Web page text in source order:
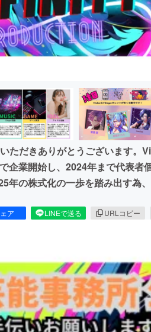
ただきありがとうございます
企業開始し、2024年まで代表者
年の株式化の一歩を踏み出す為
ア LINEで送る URLコピー